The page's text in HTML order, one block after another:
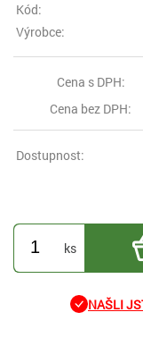
Kód:
Výrobce:
Cena s DPH:
Cena bez DPH:
Dostupnost:
ks
NAŠLI